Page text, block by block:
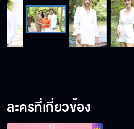
ละครที่เกี่ยวข้อง